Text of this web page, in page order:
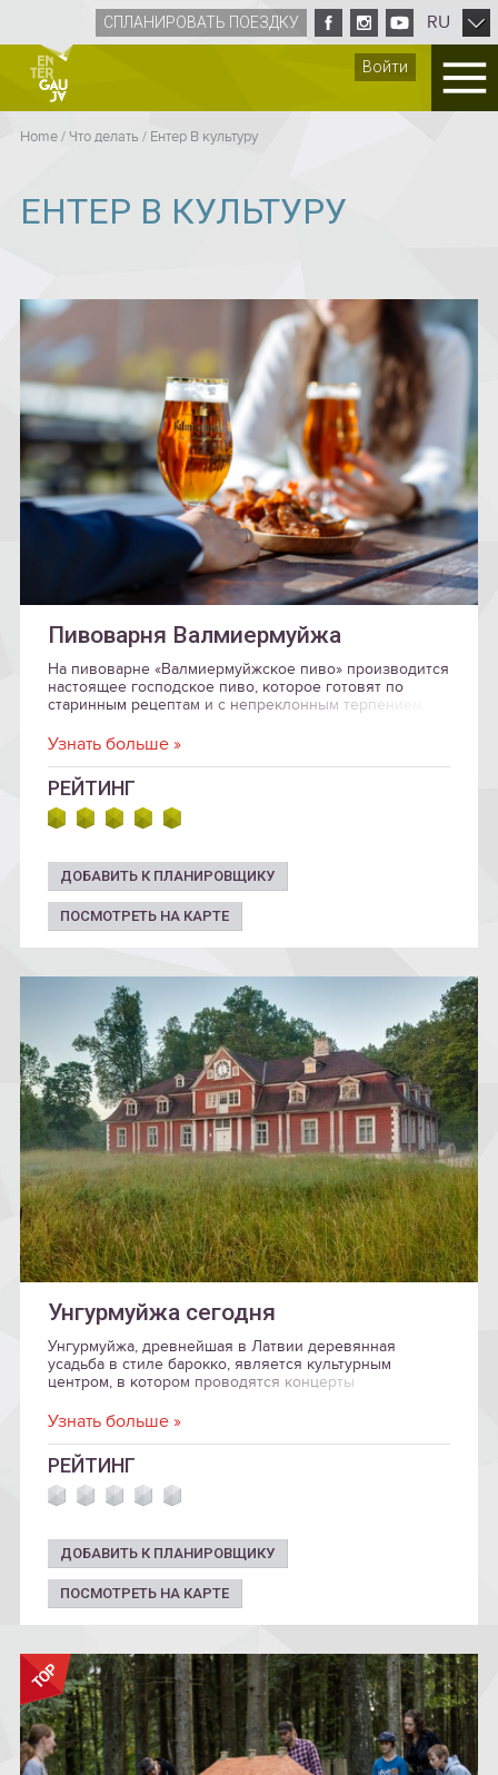
Войти
СПЛАНИРОВАТЬ ПОЕЗДКУ RU
Home/ Что делать / Ентер B культуру
ЕНТЕР B КУЛЬТУРУ
Пивоварня Валмиермуйжа
На пивоварне «Валмиермуйжское пиво» производится
настоящее господское пиво, которое готовят по
старинным рецептам и с непреклонным терпением,
великолепное пенящееся живое пиво.
Узнать больше »
РЕЙТИНГ
ДОБАВИТЬ К ПЛАНИРОВЩИКУ
ПОСМОТРЕТЬ НА КАРТЕ
Унгурмуйжа сегодня
Унгурмуйжа, древнейшая в Латвии деревянная
усадьба в стиле барокко, является культурным
центром, в котором проводятся концерты
Узнать больше »
РЕЙТИНГ
ДОБАВИТЬ К ПЛАНИРОВЩИКУ
ПОСМОТРЕТЬ НА КАРТЕ